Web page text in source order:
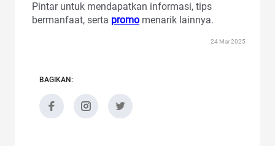
Pintar untuk mendapatkan informasi, tips
bermanfaat, serta promo menarik lainnya.
24 Mar 2025
BAGIKAN: